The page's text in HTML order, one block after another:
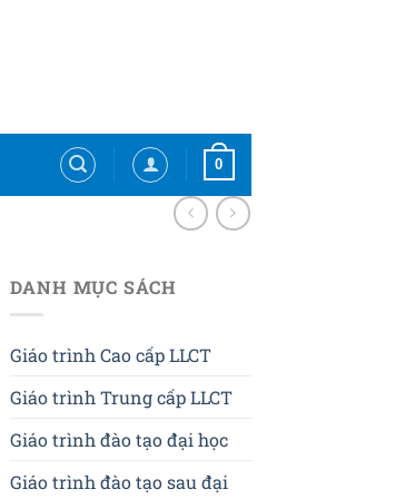
0
DANH MỤC SÁCH
Giáo trình Cao cấp LLCT
Giáo trình Trung cấp LLCT
Giáo trình đào tạo đại học
Giáo trình đào tạo sau đại